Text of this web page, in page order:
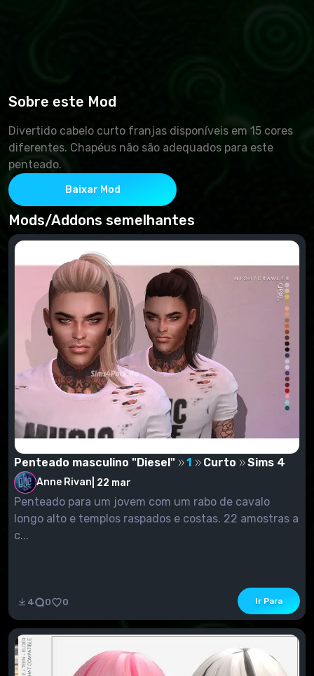
Sobre este Mod
Divertido cabelo curto franjas disponíveis em 15 cores
diferentes. Chapéus não são adequados para este
penteado.
Baixar Mod
Mods/Addons semelhantes
Penteado masculino "Diesel" 1 Curto Sims 4
Anne Rivan 22 mar
Penteado para um jovem com um rabo de cavalo
longo alto e templos raspados e costas. 22 amostras a
c...
4 0 0 Ir Para